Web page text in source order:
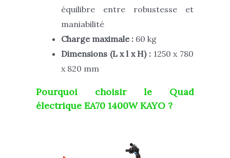
équilibre entre robustesse et
maniabilité
Charge maximale : 60 kg
Dimensions (L x l x H) : 1250 x 780
x 820 mm
Pourquoi choisir le Quad
électrique EA70 1400W KAYO ?